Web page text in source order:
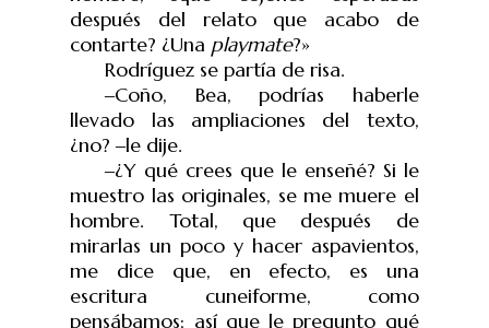
después del relato que acabo de
contarte? ¿Una playmate?»
Rodríguez se partía de risa.
‒Coño, Bea, podrías haberle
llevado las ampliaciones del texto,
¿no?‒le dije.
‒¿Y qué crees que le enseñé? Si le
muestro las originales, se me muere el
hombre. Total, que después de
mirarlas un poco y hacer aspavientos,
me dice que, en efecto, es una
escritura cuneiforme, como
pensábamos; así que le pregunto qué